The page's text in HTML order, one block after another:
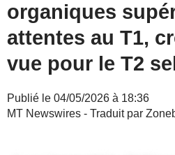
organiques
attentes au T1,
vue pour le T2
Publié le 04/05/2026 à 18:36
MT Newswires - Traduit par